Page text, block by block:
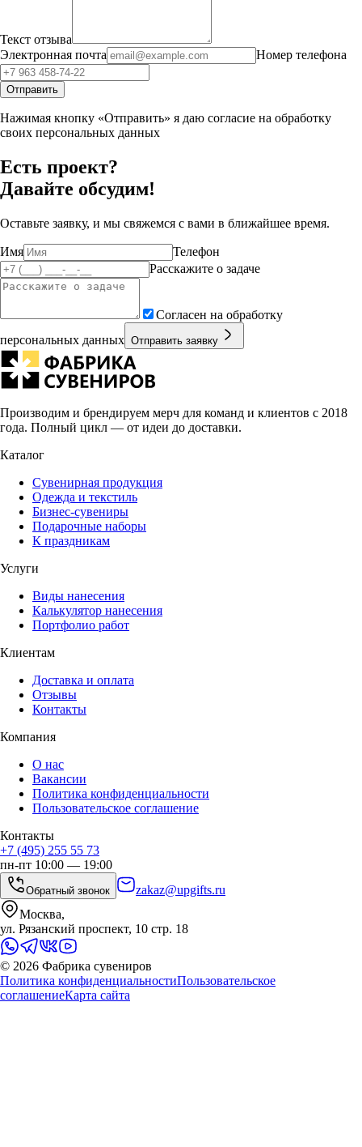
Текст отзыва
Электронная почта
Номер телефона
Отправить
Нажимая кнопку «Отправить» я даю согласие на обработку
своих персональных данных
Есть проект?
Давайте обсудим!
Оставьте заявку, и мы свяжемся с вами в ближайшее время.
Имя
Телефон
Расскажите о задаче
Согласен на обработку
персональных данных Отправить заявку
Производим и брендируем мерч для команд и клиентов с 2018
года. Полный цикл — от идеи до доставки.
Каталог
Сувенирная продукция
Одежда и текстиль
Бизнес-сувениры
Подарочные наборы
К праздникам
Услуги
Виды нанесения
Калькулятор нанесения
Портфолио работ
Клиентам
Доставка и оплата
Отзывы
Контакты
Компания
О нас
Вакансии
Политика конфиденциальности
Пользовательское соглашение
Контакты
+7 (495) 255 55 73
пн-пт 10:00 — 19:00
Обратный звонок
zakaz@upgifts.ru
Москва,
ул. Рязанский проспект, 10 стр. 18
© 2026 Фабрика сувениров
Политика конфиденциальностиПользовательское
соглашениеКарта сайта